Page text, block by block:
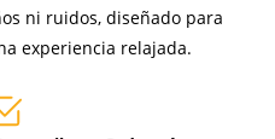
ni ruidos, diseñado para
experiencia relajada.